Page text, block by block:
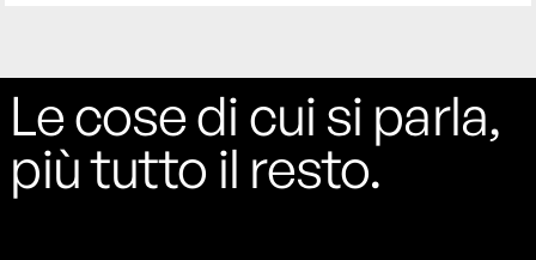
Le cose di cui si parla,
più tutto il resto.